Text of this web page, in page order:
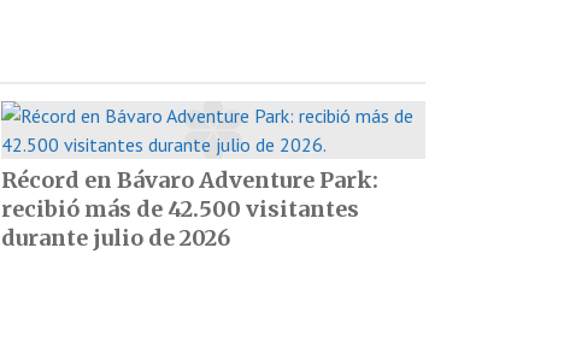
Récord en Bávaro Adventure Park:
recibió más de 42.500 visitantes
durante julio de 2026